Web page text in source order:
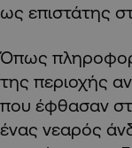
ως επιστάτης
Όπως
της περιοχής
που έφθασαν
ένας νεαρός